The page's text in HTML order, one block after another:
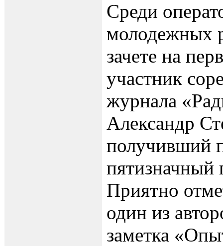
Среди
молодежных
зачете на
участник
журнала
Александр
получивший
Приятно
один из
заметка